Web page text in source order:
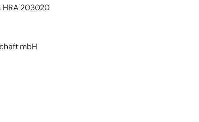
HRA 203020
mbH